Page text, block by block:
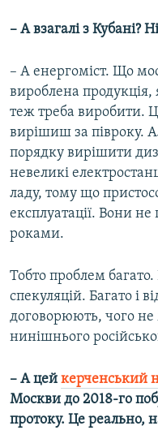
– А взагалі з Кубані?
– А енергоміст. Що
вироблена продукція,
теж треба виробити.
вирішиш за півроку.
порядку вирішити
невеликі
ладу, тому що
експлуатації. Вони
роками.
Тобто проблем
спекуляцій. Багато і
договорюють, чого
нинішнього
– А цей керченський
Москви до 2018-го
протоку. Це реально,